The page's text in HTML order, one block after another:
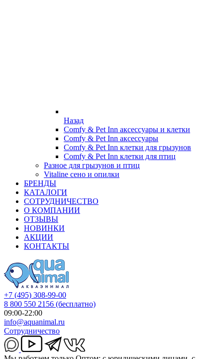
Назад
Comfy & Pet Inn аксессуары и клетки
Comfy & Pet Inn аксессуары
Comfy & Pet Inn клетки для грызунов
Comfy & Pet Inn клетки для птиц
Разное для грызунов и птиц
Vitaline сено и опилки
БРЕНДЫ
КАТАЛОГИ
СОТРУДНИЧЕСТВО
О КОМПАНИИ
ОТЗЫВЫ
НОВИНКИ
АКЦИИ
КОНТАКТЫ
+7 (495) 308-99-00
8 800 550 2156 (бесплатно)
09:00-22:00
info@aquanimal.ru
Сотрудничество